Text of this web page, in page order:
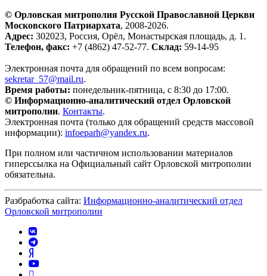
© Орловская митрополия Русской Православной Церкви
Московского Патриархата, 2008-2026.
Адрес: 302023, Россия, Орёл, Монастырская площадь, д. 1.
Телефон, факс: +7 (4862) 47-52-77. Склад: 59-14-95
Электронная почта для обращений по всем вопросам:
sekretar_57@mail.ru.
Время работы: понедельник-пятница, с 8:30 до 17:00.
© Информационно-аналитический отдел Орловской
митрополии. Контакты.
Электронная почта (только для обращений средств массовой
информации): infoeparh@yandex.ru.
При полном или частичном использовании материалов
гиперссылка на Официальный сайт Орловской митрополии
обязательна.
Разбработка сайта: Информационно-аналитический отдел
Орловской митрополии